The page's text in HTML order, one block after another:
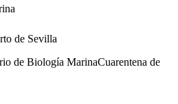
de Sevilla
de Biología MarinaCuarentena de